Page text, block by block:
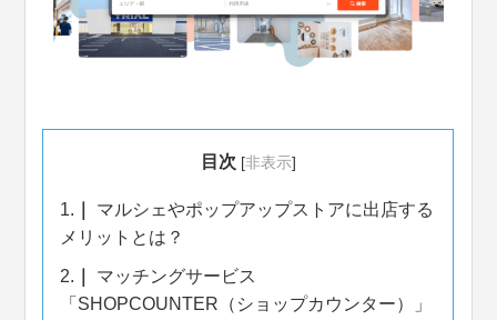
目次 [非表示]
1.
マルシェやポップアップストアに出店する
メリットとは？
2.
マッチングサービス
「SHOPCOUNTER（ショップカウンター）」